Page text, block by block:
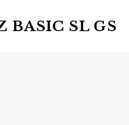
BASIC SL GS